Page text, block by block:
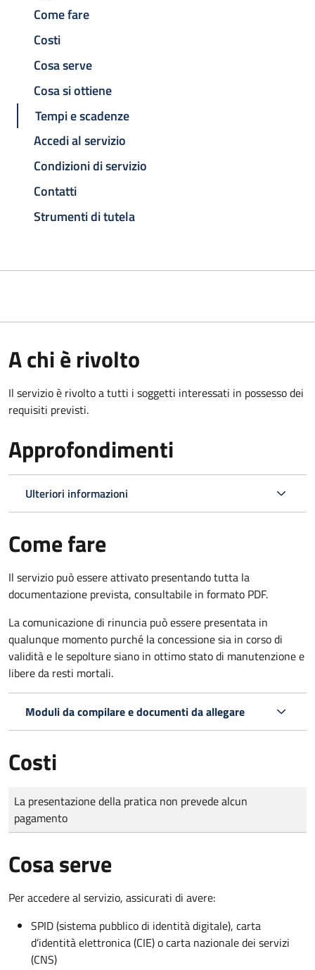
Come fare
Costi
Cosa serve
Cosa si ottiene
Tempi e scadenze
Accedi al servizio
Condizioni di servizio
Contatti
Strumenti di tutela
A chi è rivolto
Il servizio è rivolto a tutti i soggetti interessati in possesso dei
requisiti previsti.
Approfondimenti
Ulteriori informazioni
Come fare
Il servizio può essere attivato presentando tutta la
documentazione prevista, consultabile in formato PDF.
La comunicazione di rinuncia può essere presentata in
qualunque momento purché la concessione sia in corso di
validità e le sepolture siano in ottimo stato di manutenzione e
libere da resti mortali.
Moduli da compilare e documenti da allegare
Costi
Tipo di pagamento
Importo
La presentazione della pratica non prevede alcun
pagamento
Cosa serve
Per accedere al servizio, assicurati di avere:
SPID (sistema pubblico di identità digitale), carta
d’identità elettronica (CIE) o carta nazionale dei servizi
(CNS)